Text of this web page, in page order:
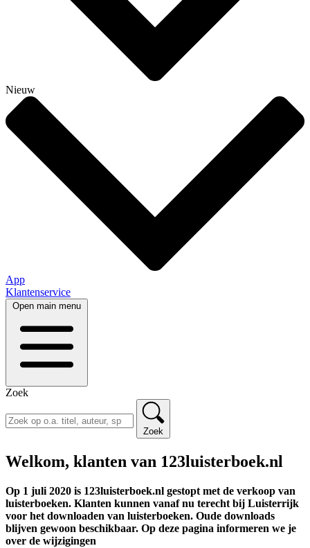
Nieuw
App
Klantenservice
Open main menu
Zoek
Zoek
Welkom, klanten van 123luisterboek.nl
Op 1 juli 2020 is 123luisterboek.nl gestopt met de verkoop van
luisterboeken. Klanten kunnen vanaf nu terecht bij Luisterrijk
voor het downloaden van luisterboeken. Oude downloads
blijven gewoon beschikbaar. Op deze pagina informeren we je
over de wijzigingen